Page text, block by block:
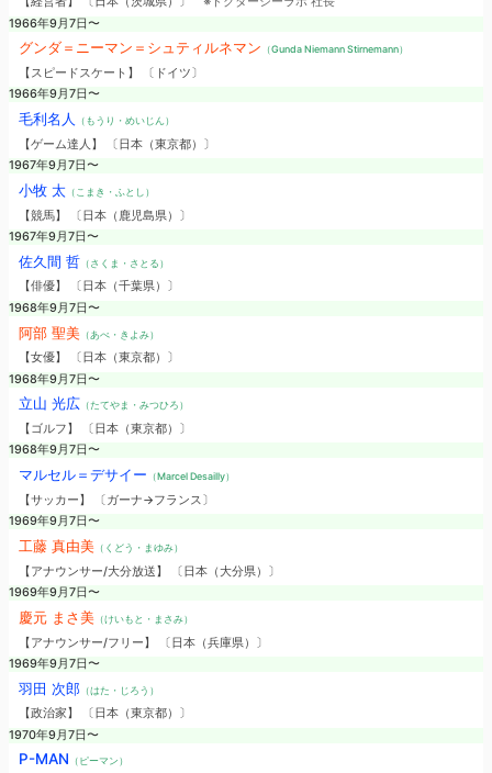
1966年9月7日〜
グンダ＝ニーマン＝シュティルネマン （Gunda Niemann Stirnemann）
【スピードスケート】 〔ドイツ〕
1966年9月7日〜
毛利名人 （もうり・めいじん）
【ゲーム達人】 〔日本（東京都）〕
1967年9月7日〜
小牧 太（こまき・ふとし）
【競馬】 〔日本（鹿児島県）〕
1967年9月7日〜
佐久間 哲（さくま・さとる）
【俳優】 〔日本（千葉県）〕
1968年9月7日〜
阿部 聖美（あべ・きよみ）
【女優】 〔日本（東京都）〕
1968年9月7日〜
立山 光広 （たてやま・みつひろ）
【ゴルフ】 〔日本（東京都）〕
1968年9月7日〜
マルセル＝デサイー （Marcel Desailly）
【サッカー】 〔ガーナ→フランス〕
1969年9月7日〜
工藤 真由美（くどう・まゆみ）
【アナウンサー/大分放送】 〔日本（大分県）〕
1969年9月7日〜
慶元 まさ美（けいもと・まさみ）
【アナウンサー/フリー】 〔日本（兵庫県）〕
1969年9月7日〜
羽田 次郎（はた・じろう）
【政治家】 〔日本（東京都）〕
1970年9月7日〜
P-MAN （ピーマン）